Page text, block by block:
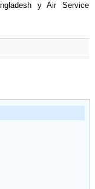
y Air Service